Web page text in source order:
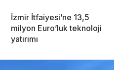
İzmir İtfaiyesi’ne 13,5
milyon Euro’luk teknoloji
yatırımı